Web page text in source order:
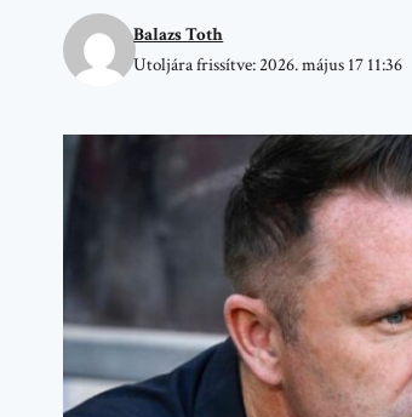
Utoljára frissítve: 2026. május 17 11:36
Balazs Toth